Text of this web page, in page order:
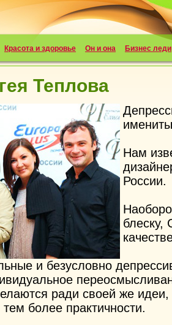
Красота и здоровье Он и она Бизнес леди
Теплова
Нам
России.
блеску,
и безусловно
ради своей же
тем более практичности.